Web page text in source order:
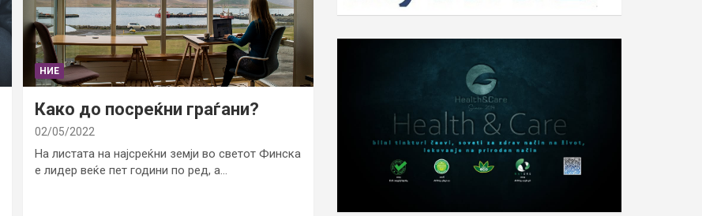
НИЕ
Како до посреќни граѓани?
02/05/2022
На листата на најсреќни земји во светот Финска
е лидер веќе пет години по ред, а…